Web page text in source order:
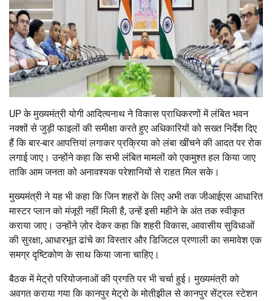
UP के मुख्यमंत्री योगी आदित्यनाथ ने विकास प्राधिकरणों में लंबित भवन
नक्शों से जुड़ी फाइलों की समीक्षा करते हुए अधिकारियों को सख्त निर्देश दिए
हैं कि बार-बार आपत्तियां लगाकर प्रक्रिया को लंबा खींचने की आदत पर रोक
लगाई जाए। उन्होंने कहा कि सभी लंबित मामलों को एकमुश्त हल किया जाए
ताकि आम जनता को अनावश्यक परेशानियों से राहत मिल सके।
मुख्यमंत्री ने यह भी कहा कि जिन शहरों के लिए अभी तक जीआईएस आधारित
मास्टर प्लान को मंजूरी नहीं मिली है, उन्हें इसी महीने के अंत तक स्वीकृत
कराया जाए। उन्होंने ज़ोर देकर कहा कि शहरी विकास, आवासीय सुविधाओं
की सुरक्षा, आधारभूत ढांचे का विस्तार और डिजिटल प्रणाली का समावेश एक
समग्र दृष्टिकोण के साथ किया जाना चाहिए।
बैठक में मेट्रो परियोजनाओं की प्रगति पर भी चर्चा हुई। मुख्यमंत्री को
अवगत कराया गया कि कानपुर मेट्रो के मोतीझील से कानपुर सेंट्रल स्टेशन